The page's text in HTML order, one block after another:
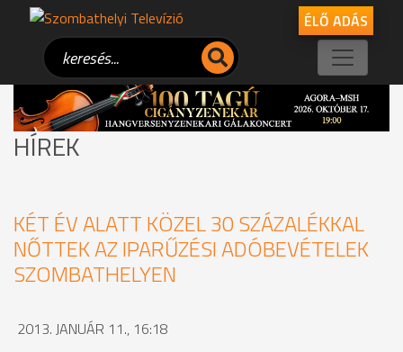
ÉLŐ ADÁS
HÍREK
KÉT ÉV ALATT KÖZEL 30 SZÁZALÉKKAL
NŐTTEK AZ IPARŰZÉSI ADÓBEVÉTELEK
SZOMBATHELYEN
2013. JANUÁR 11., 16:18